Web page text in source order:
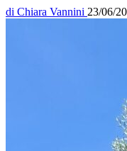
di Chiara Vannini 23/06/